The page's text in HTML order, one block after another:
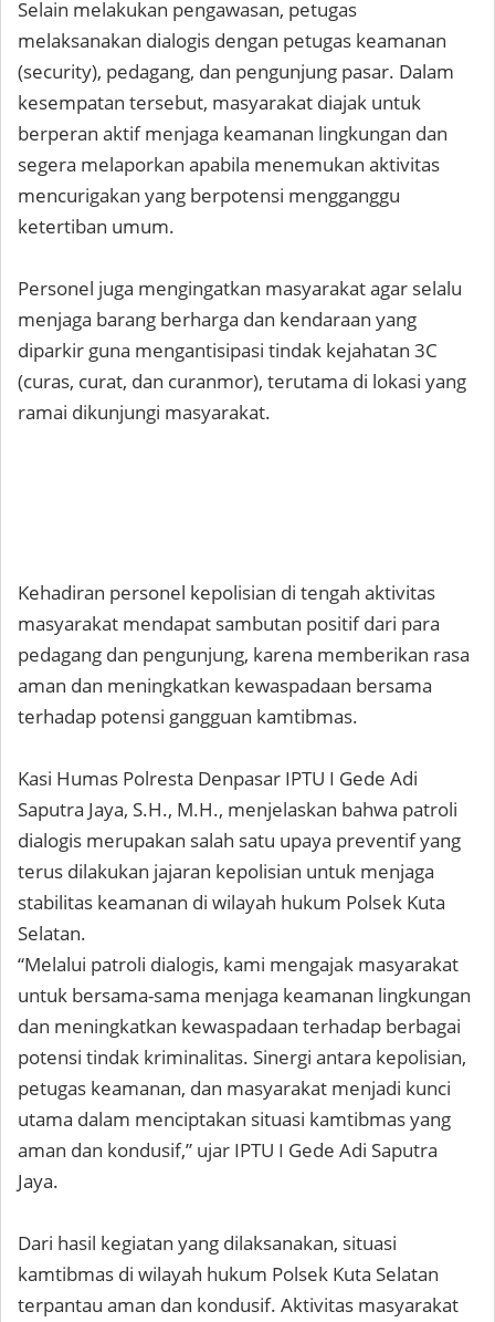
Selain melakukan pengawasan, petugas
melaksanakan dialogis dengan petugas keamanan
(security), pedagang, dan pengunjung pasar. Dalam
kesempatan tersebut, masyarakat diajak untuk
berperan aktif menjaga keamanan lingkungan dan
segera melaporkan apabila menemukan aktivitas
mencurigakan yang berpotensi mengganggu
ketertiban umum.
Personel juga mengingatkan masyarakat agar selalu
menjaga barang berharga dan kendaraan yang
diparkir guna mengantisipasi tindak kejahatan 3C
(curas, curat, dan curanmor), terutama di lokasi yang
ramai dikunjungi masyarakat.
Kehadiran personel kepolisian di tengah aktivitas
masyarakat mendapat sambutan positif dari para
pedagang dan pengunjung, karena memberikan rasa
aman dan meningkatkan kewaspadaan bersama
terhadap potensi gangguan kamtibmas.
Kasi Humas Polresta Denpasar IPTU I Gede Adi
Saputra Jaya, S.H., M.H., menjelaskan bahwa patroli
dialogis merupakan salah satu upaya preventif yang
terus dilakukan jajaran kepolisian untuk menjaga
stabilitas keamanan di wilayah hukum Polsek Kuta
Selatan.
“Melalui patroli dialogis, kami mengajak masyarakat
untuk bersama-sama menjaga keamanan lingkungan
dan meningkatkan kewaspadaan terhadap berbagai
potensi tindak kriminalitas. Sinergi antara kepolisian,
petugas keamanan, dan masyarakat menjadi kunci
utama dalam menciptakan situasi kamtibmas yang
aman dan kondusif,” ujar IPTU I Gede Adi Saputra
Jaya.
Dari hasil kegiatan yang dilaksanakan, situasi
kamtibmas di wilayah hukum Polsek Kuta Selatan
terpantau aman dan kondusif. Aktivitas masyarakat